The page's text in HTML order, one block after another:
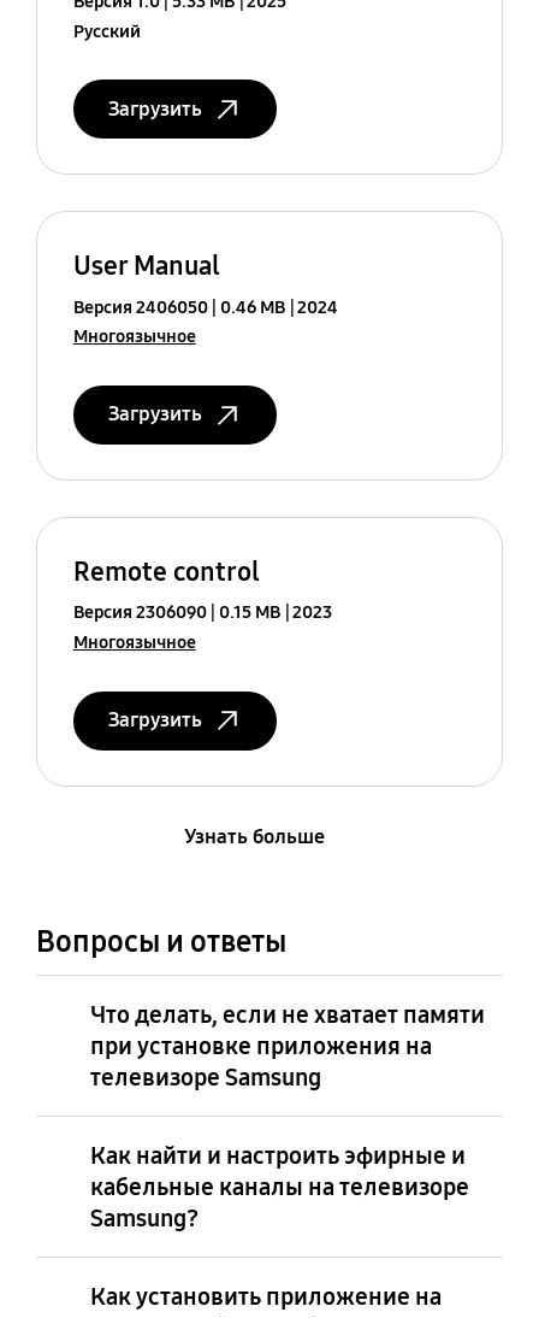
Русский
Загрузить
User Manual
Версия 2406050 0.46 MB 2024
Многоязычное
Загрузить
Remote control
Версия 2306090 0.15 MB 2023
Многоязычное
Загрузить
Узнать больше
Вопросы и ответы
Что делать, если не хватает памяти
при установке приложения на
телевизоре Samsung
Как найти и настроить эфирные и
кабельные каналы на телевизоре
Samsung?
Как установить приложение на